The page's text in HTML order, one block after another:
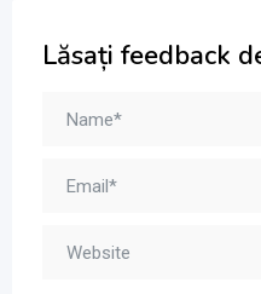
Lăsați feedback